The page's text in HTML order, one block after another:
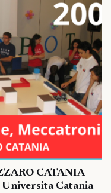
CATANIA
Catania